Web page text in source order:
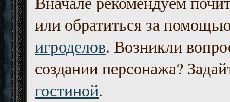
или обратиться за
игроделов. Возникли
создании персонажа?
гостиной.